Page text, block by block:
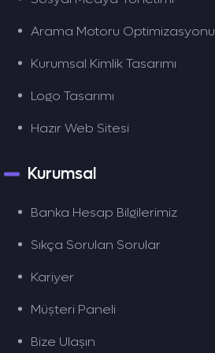
Arama Motoru Optimizasyonu
Kurumsal Kimlik Tasarımı
Logo Tasarımı
Hazır Web Sitesi
Kurumsal
Banka Hesap Bilgilerimiz
Sıkça Sorulan Sorular
Kariyer
Müşteri Paneli
Bize Ulaşın